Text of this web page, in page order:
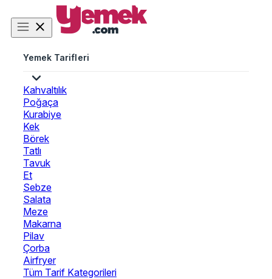
Yemek Tarifleri
Kahvaltılık
Poğaça
Kurabiye
Kek
Börek
Tatlı
Tavuk
Et
Sebze
Salata
Meze
Makarna
Pilav
Çorba
Airfryer
Tüm Tarif Kategorileri